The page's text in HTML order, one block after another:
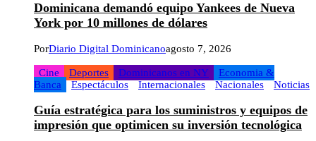
Dominicana demandó equipo Yankees de Nueva
York por 10 millones de dólares
PorDiario Digital Dominicanoagosto 7, 2026
Cine Deportes Dominicanos en NY
Economia &
Banca
Espectáculos Internacionales Nacionales Noticias
Guía estratégica para los suministros y equipos de
impresión que optimicen su inversión tecnológica